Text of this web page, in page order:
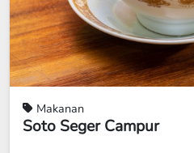
Makanan
Soto Seger Campur